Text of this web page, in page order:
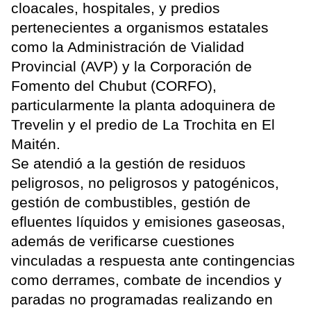
cloacales, hospitales, y predios
pertenecientes a organismos estatales
como la Administración de Vialidad
Provincial (AVP) y la Corporación de
Fomento del Chubut (CORFO),
particularmente la planta adoquinera de
Trevelin y el predio de La Trochita en El
Maitén.
Se atendió a la gestión de residuos
peligrosos, no peligrosos y patogénicos,
gestión de combustibles, gestión de
efluentes líquidos y emisiones gaseosas,
además de verificarse cuestiones
vinculadas a respuesta ante contingencias
como derrames, combate de incendios y
paradas no programadas realizando en